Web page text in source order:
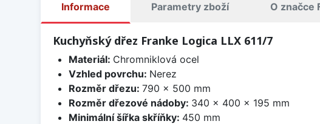
Informace Parametry zboží O značce
Kuchyňský dřez Franke Logica LLX 611/7
Materiál: Chromniklová ocel
Vzhled povrchu: Nerez
Rozměr dřezu: 790 x 500 mm
Rozměr dřezové nádoby: 340 x 400 x 195 mm
Minimální šířka skříňky: 450 mm